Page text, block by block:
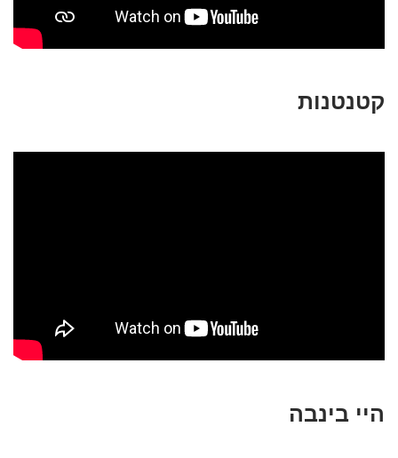
קטנטנות
היי בינבה